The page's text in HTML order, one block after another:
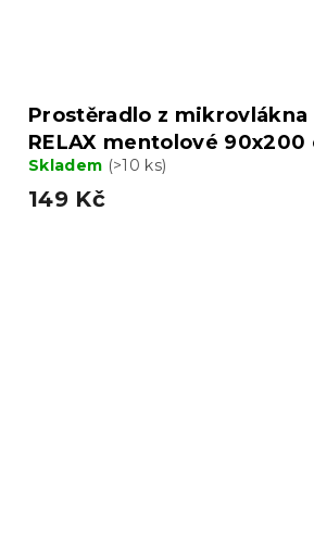
Prostěradlo z mikrovlákna
RELAX mentolové 90x200
Skladem (>10 ks)
149 Kč